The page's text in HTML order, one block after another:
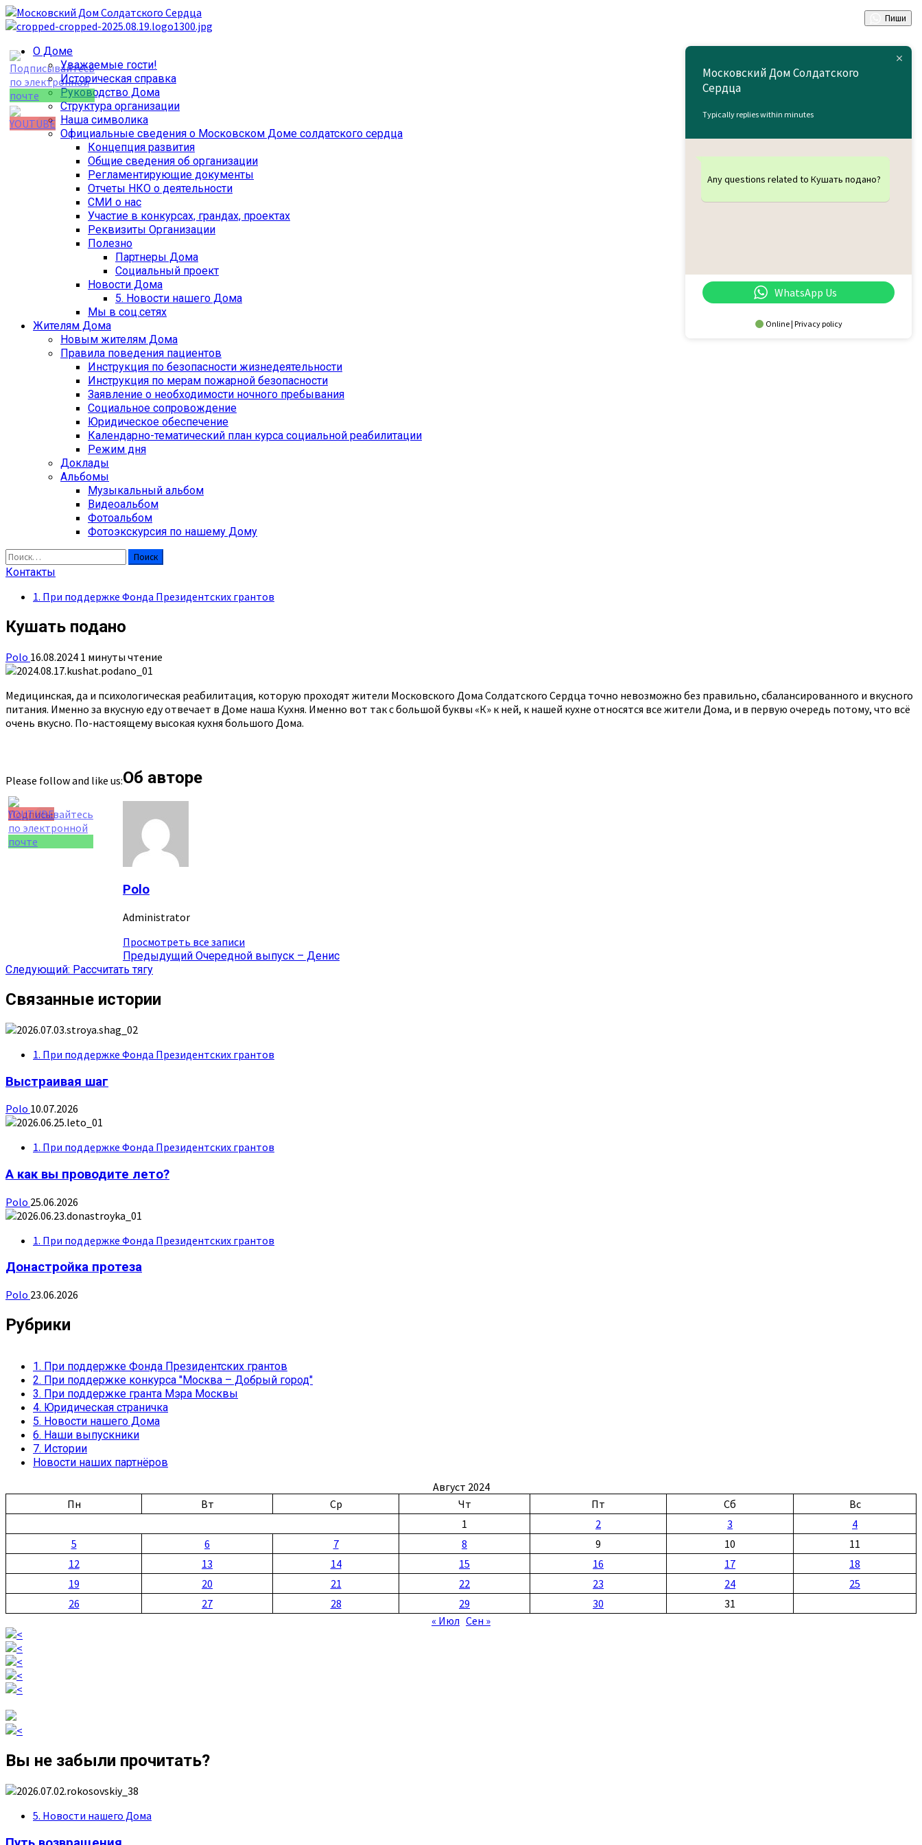
Перейти
к
Основное
меню
О Доме
Уважаемые гости!
Историческая справка
Руководство Дома
Структура организации
Наша символика
Официальные сведения о Московском Доме солдатского сердца
Концепция развития
Общие сведения об организации
Регламентирующие документы
Отчеты НКО о деятельности
СМИ о нас
Участие в конкурсах, грандах, проектах
Реквизиты Организации
Полезно
Партнеры Дома
Социальный проект
Новости Дома
5. Новости нашего Дома
Мы в соц.сетях
Жителям Дома
Новым жителям Дома
Правила поведения пациентов
Инструкция по безопасности жизнедеятельности
Инструкция по мерам пожарной безопасности
Заявление о необходимости ночного пребывания
Социальное сопровождение
Юридическое обеспечение
Календарно-тематический план курса социальной реабилитации
Режим дня
Доклады
Альбомы
Музыкальный альбом
Видеоальбом
Фотоальбом
Фотоэкскурсия по нашему Дому
Найти:
Контакты
1. При поддержке Фонда Президентских грантов
Кушать подано
Polo 16.08.2024 1 минуты чтение
Медицинская, да и психологическая реабилитация, которую проходят жители Московского Дома Солдатского Сердца точно невозможно без правильно, сбалансированного и вкусного
питания. Именно за вкусную еду отвечает в Доме наша Кухня. Именно вот так с большой буквы «К» к ней, к нашей кухне относятся все жители Дома, и в первую очередь потому, что всё
очень вкусно. По-настоящему высокая кухня большого Дома.
Please follow and like us:
Set Youtube
Об авторе
Polo
Administrator
Просмотреть все записи
записи
Предыдущий Очередной выпуск – Денис
Следующий: Рассчитать тягу
Связанные истории
1. При поддержке Фонда Президентских грантов
Выстраивая шаг
Polo 10.07.2026
1. При поддержке Фонда Президентских грантов
А как вы проводите лето?
Polo 25.06.2026
1. При поддержке Фонда Президентских грантов
Донастройка протеза
Polo 23.06.2026
Рубрики
1. При поддержке Фонда Президентских грантов
2. При поддержке конкурса "Москва – Добрый город"
3. При поддержке гранта Мэра Москвы
4. Юридическая страничка
5. Новости нашего Дома
6. Наши выпускники
7. Истории
Новости наших партнёров
Август 2024
Пн
Вт Ср Чт Пт Сб
Вс
1
2 3
4
5
6 7 8 9 10
11
12
13 14 15 16 17
18
19
20 21 22 23 24
25
26
27 28 29 30
31
« Июл Сен »
Вы не забыли прочитать?
5. Новости нашего Дома
Московский Дом Солдатского
Сердца
Typically replies within minutes
Any questions related to Кушать подано?
WhatsApp Us
Online | Privacy policy
Пиши